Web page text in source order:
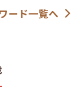
ード一覧へ